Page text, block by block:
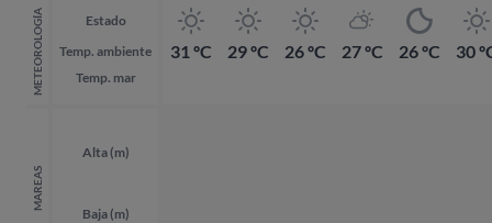
METEOROLOGÍA
Estado
Temp. ambiente
Temp. mar
MAREAS
Alta (m)
Baja (m)
31 ºC 29 ºC 26 ºC 27 ºC 26 ºC 30